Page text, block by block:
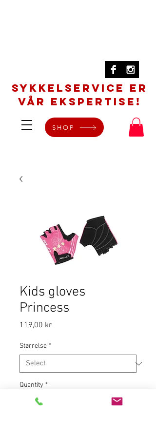
SYKKELSERVICE er
vår ekspertise!
SHOP
Kids gloves
Princess
119,00 krPrice
Størrelse *
Quantity *